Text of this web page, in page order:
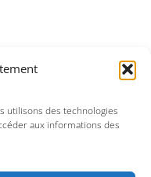
utilisons des technologies
aux informations des